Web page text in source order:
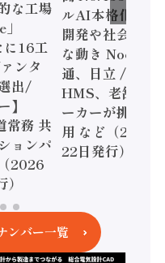
な工場
16工
ンタ
出/
】
常務 共
ョンパ
2026
ルAI本格化へ
開発や社会実装
な動き Noetra
通、日立 / 兵神
HMS、老舗ポ
ーカーが挑むデ
用 など（2026
22日発行）
ンバー一覧